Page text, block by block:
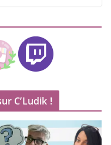
C’Ludik !